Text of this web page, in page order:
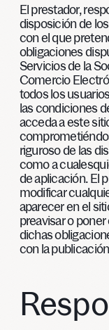
El prestador,
disposición de
con el que
obligaciones
Servicios de la
Comercio
todos los
las condiciones
acceda a este
riguroso de las
como a
de aplicación. El
modificar
aparecer en el
preavisar o
dichas
con la